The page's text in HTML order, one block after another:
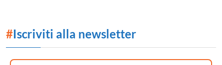
#Iscriviti alla newsletter